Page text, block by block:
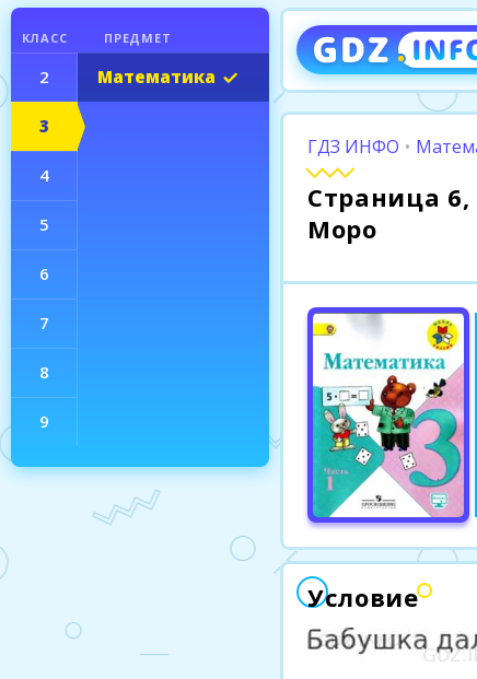
ГДЗ ИНФО •
Страница
Моро
Условие
КЛАСС ПРЕДМЕТ
2
3
Математика
4
5
6
7
8
9